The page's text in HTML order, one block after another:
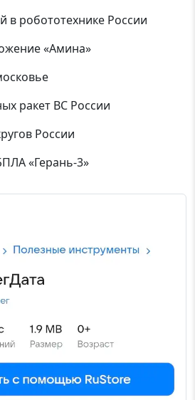
в робототехнике России
«Амина»
ракет ВС России
России
«Герань-3»